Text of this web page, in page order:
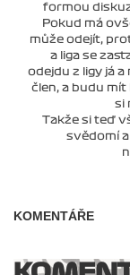
formou
Pokud má
může odejít,
a liga se
odejdu z ligy já
člen, a budu
si
Takže si teď
svědomí
KOMENTÁŘE